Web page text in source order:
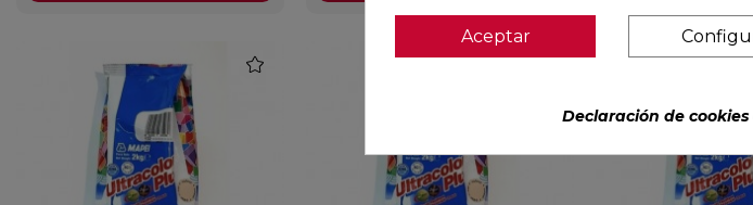
favorite favorite
Aceptar
Declaración de